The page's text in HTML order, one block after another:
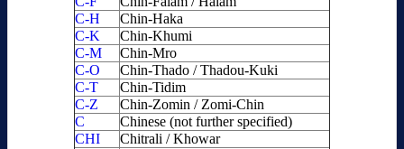
C-H
Chin-Haka
C-K
Chin-Khumi
C-M
Chin-Mro
C-O
Chin-Thado / Thadou-Kuki
C-T
Chin-Tidim
C-Z
Chin-Zomin / Zomi-Chin
C
Chinese (not further specified)
CHI
Chitrali / Khowar